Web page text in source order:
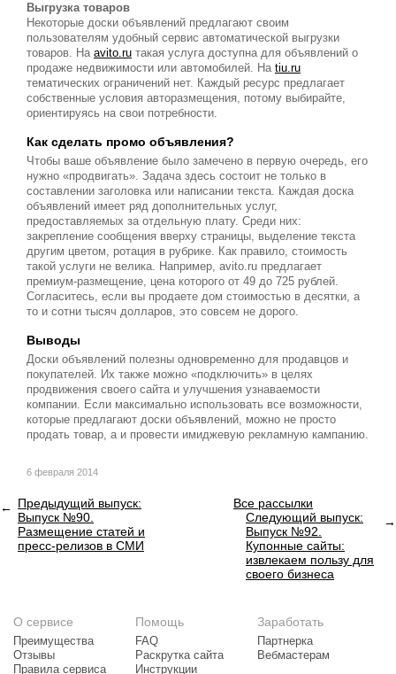
Выгрузка товаров
Некоторые доски объявлений предлагают своим
пользователям удобный сервис автоматической выгрузки
товаров. На avito.ru такая услуга доступна для объявлений о
продаже недвижимости или автомобилей. На tiu.ru
тематических ограничений нет. Каждый ресурс предлагает
собственные условия авторазмещения, потому выбирайте,
ориентируясь на свои потребности.
Как сделать промо объявления?
Чтобы ваше объявление было замечено в первую очередь, его
нужно «продвигать». Задача здесь состоит не только в
составлении заголовка или написании текста. Каждая доска
объявлений имеет ряд дополнительных услуг,
предоставляемых за отдельную плату. Среди них:
закрепление сообщения вверху страницы, выделение текста
другим цветом, ротация в рубрике. Как правило, стоимость
такой услуги не велика. Например, avito.ru предлагает
премиум-размещение, цена которого от 49 до 725 рублей.
Согласитесь, если вы продаете дом стоимостью в десятки, а
то и сотни тысяч долларов, это совсем не дорого.
Выводы
Доски объявлений полезны одновременно для продавцов и
покупателей. Их также можно «подключить» в целях
продвижения своего сайта и улучшения узнаваемости
компании. Если максимально использовать все возможности,
которые предлагают доски объявлений, можно не просто
продать товар, а и провести имиджевую рекламную кампанию.
6 февраля 2014
Предыдущий выпуск:
Выпуск №90.
Размещение статей и
пресс-релизов в СМИ
Все рассылки
Следующий выпуск:
Выпуск №92.
Купонные сайты:
извлекаем пользу для
своего бизнеса
О сервисе
Преимущества
Отзывы
Правила сервиса
Помощь
FAQ
Раскрутка сайта
Инструкции
Заработать
Партнерка
Вебмастерам